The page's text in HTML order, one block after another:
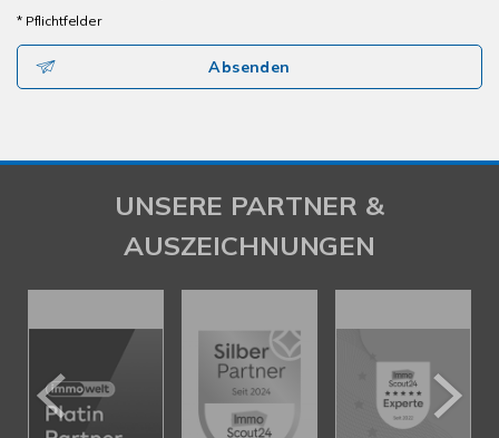
* Pflichtfelder
Absenden
UNSERE PARTNER &
AUSZEICHNUNGEN